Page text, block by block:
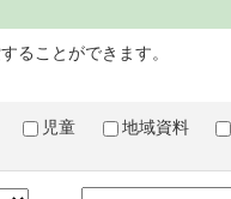
ることができます。
児童
地域資料